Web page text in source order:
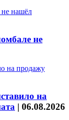
не
на
| 06.08.2026